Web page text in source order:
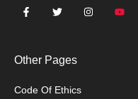
Other Pages
Code Of Ethics